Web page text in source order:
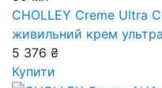
CHOLLEY Creme Ultra
живильний крем
5 376 ₴
Купити